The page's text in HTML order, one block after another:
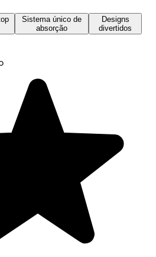
Sistema único de
absorção
Designs
divertidos